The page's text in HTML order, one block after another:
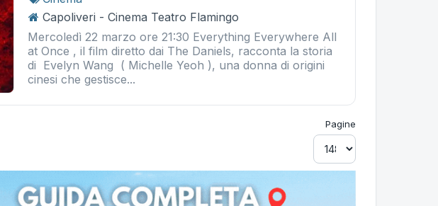
Capoliveri - Cinema Teatro Flamingo
Mercoledì 22 marzo ore 21:30 Everything Everywhere All
at Once , il film diretto dai The Daniels, racconta la storia
di Evelyn Wang ( Michelle Yeoh ), una donna di origini
cinesi che gestisce...
Pagine